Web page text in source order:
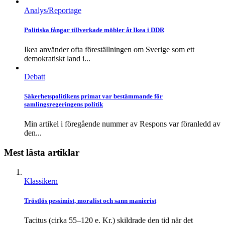
Analys/Reportage
Politiska fångar tillverkade möbler åt Ikea i DDR
Ikea använder ofta föreställningen om Sverige som ett
demokratiskt land i...
Debatt
Säkerhetspolitikens primat var bestämmande för
samlingsregeringens politik
Min artikel i föregående nummer av Respons var föranledd av
den...
Mest lästa artiklar
Klassikern
Tröstlös pessimist, moralist och sann manierist
Tacitus (cirka 55–120 e. Kr.) skildrade den tid när det